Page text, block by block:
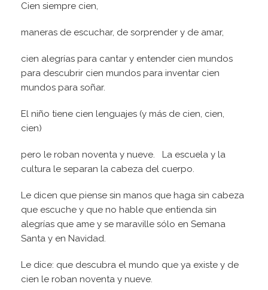
Cien siempre cien,
maneras de escuchar, de sorprender y de amar,
cien alegrías para cantar y entender cien mundos
para descubrir cien mundos para inventar cien
mundos para soñar.
El niño tiene cien lenguajes (y más de cien, cien,
cien)
pero le roban noventa y nueve. La escuela y la
cultura le separan la cabeza del cuerpo.
Le dicen que piense sin manos que haga sin cabeza
que escuche y que no hable que entienda sin
alegrías que ame y se maraville sólo en Semana
Santa y en Navidad.
Le dice: que descubra el mundo que ya existe y de
cien le roban noventa y nueve.